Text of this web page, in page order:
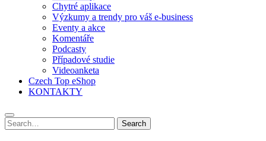
Chytré aplikace
Výzkumy a trendy pro váš e-business
Eventy a akce
Komentáře
Podcasty
Případové studie
Videoanketa
Czech Top eShop
KONTAKTY
Search
for:
Search